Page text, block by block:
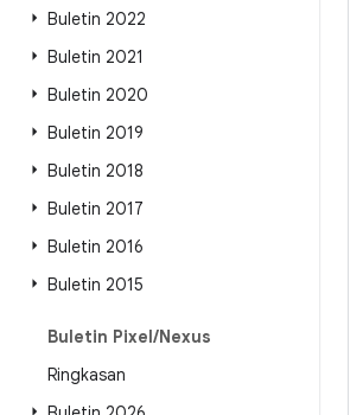
Buletin 2022
Buletin 2021
Buletin 2020
Buletin 2019
Buletin 2018
Buletin 2017
Buletin 2016
Buletin 2015
Buletin Pixel/Nexus
Ringkasan